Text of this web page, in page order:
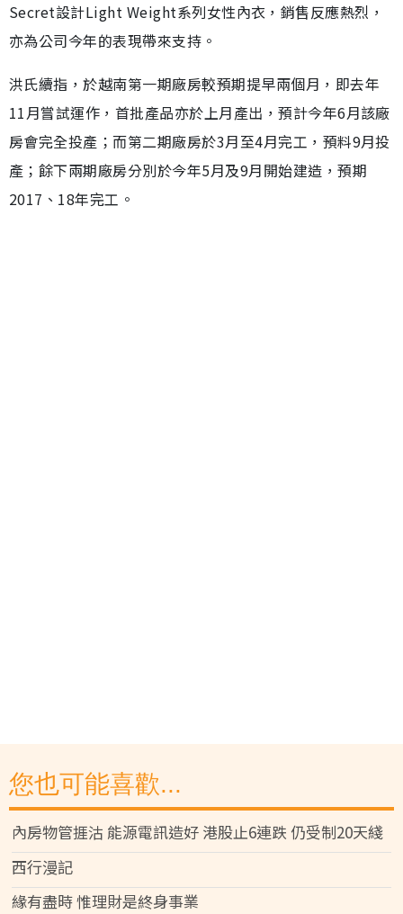
Secret設計Light Weight系列女性內衣，銷售反應熱烈，
亦為公司今年的表現帶來支持。
洪氏續指，於越南第一期廠房較預期提早兩個月，即去年
11月嘗試運作，首批產品亦於上月產出，預計今年6月該廠
房會完全投產；而第二期廠房於3月至4月完工，預料9月投
產；餘下兩期廠房分別於今年5月及9月開始建造，預期
2017、18年完工。
您也可能喜歡...
內房物管捱沽 能源電訊造好 港股止6連跌 仍受制20天綫
西行漫記
緣有盡時 惟理財是終身事業